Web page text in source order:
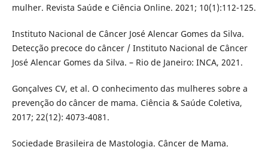
mulher. Revista Saúde e Ciência Online. 2021; 10(1):112-125.
Instituto Nacional de Câncer José Alencar Gomes da Silva.
Detecção precoce do câncer / Instituto Nacional de Câncer
José Alencar Gomes da Silva. – Rio de Janeiro: INCA, 2021.
Gonçalves CV, et al. O conhecimento das mulheres sobre a
prevenção do câncer de mama. Ciência & Saúde Coletiva,
2017; 22(12): 4073-4081.
Sociedade Brasileira de Mastologia. Câncer de Mama.